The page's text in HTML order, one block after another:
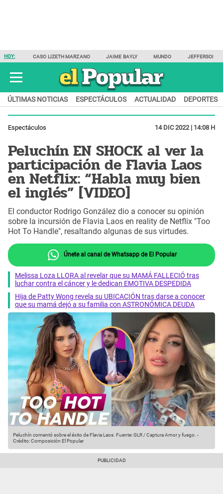
HOY: CASO LIZETH MARZANO JAIME BAYLY MUNDO JEFFERSON
ÚLTIMAS NOTICIAS ESPECTÁCULOS ACTUALIDAD DEPORTES
Espectáculos 14 DIC 2022 | 14:08 H
Peluchín EN SHOCK al ver la
participación de Flavia Laos
en Netflix: “Habla muy bien
el inglés” [VIDEO]
El conductor Rodrigo González dio a conocer su opinión
sobre la incursión de Flavia Laos en reality de Netflix "Too
Hot To Handle", resaltando algunas de sus virtudes.
Únete al canal de Whatsapp de El Popular
Melissa Loza LLORA al revelar que su MAMÁ FALLECIÓ tras
luchar contra el cáncer y le dedican EMOTIVA DESPEDIDA
Hija de Patty Wong revela su UBICACIÓN tras darse a conocer
que su mamá dejó a su familia con ASTRONÓMICA DEUDA
Peluchín comentó sobre el éxito de Flavia Laos. Fuente: GLR / Captura Amor y fuego. -
Crédito: Composición El Popular